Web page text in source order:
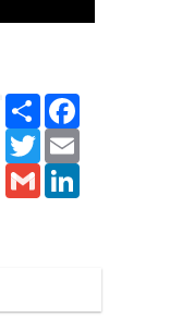
Paylaş
Twitter
Gmail